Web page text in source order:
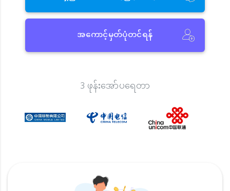
အကောင့်မှတ်ပုံတင်ရန်
3 ဖုန်းအော်ပရေတာ